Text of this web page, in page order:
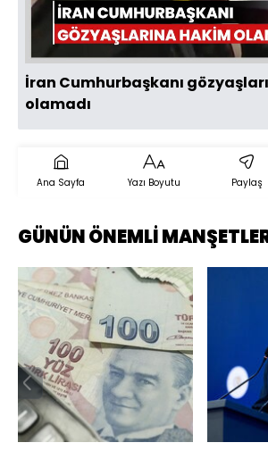
Oynat
İran Cumhurbaşkanı
olamadı
Ana Sayfa Yazı Boyutu Paylaş
GÜNÜN ÖNEMLİ